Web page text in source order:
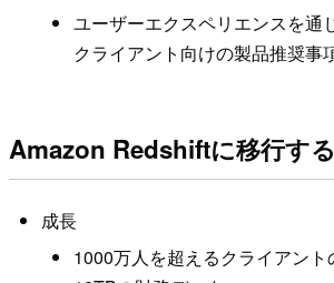
ユーザーエクスペリエンスを通
クライアント向けの製品推奨事
Amazon Redshiftに移行す
成長
1000万人を超えるクライアン